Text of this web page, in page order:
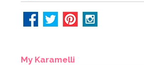
My Karamelli